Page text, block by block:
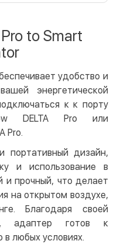
Бесплатно
to Smart
удобство и
энергетической
к к порту
DELTA Pro или
Pro.
портативный дизайн,
и использование в
и прочный, что делает
на открытом воздухе,
Благодаря своей
адаптер готов к
любых условиях.